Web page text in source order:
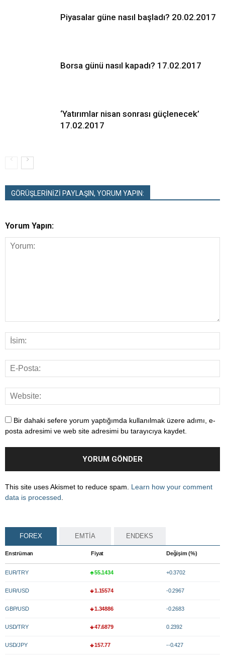
Piyasalar güne nasıl başladı? 20.02.2017
Borsa günü nasıl kapadı? 17.02.2017
‘Yatırımlar nisan sonrası güçlenecek’
17.02.2017
GÖRÜŞLERİNİZİ PAYLAŞIN, YORUM YAPIN:
Yorum Yapın:
Bir dahaki sefere yorum yaptığımda kullanılmak üzere adımı, e-
posta adresimi ve web site adresimi bu tarayıcıya kaydet.
This site uses Akismet to reduce spam. Learn how your comment
data is processed
FOREX EMTİA ENDEKS
Enstrüman Fiyat Değişim (%)
EUR/TRY 55.1434 +0.3702
EUR/USD 1.15574 -0.2967
GBP/USD 1.34886 -0.2683
USD/TRY 47.6879 0.2392
USD/JPY 157.77 --0.427